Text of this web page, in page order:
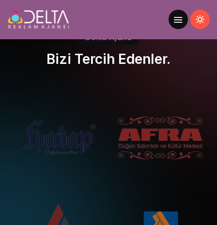
Delta Ajans
Bizi Tercih Edenler.